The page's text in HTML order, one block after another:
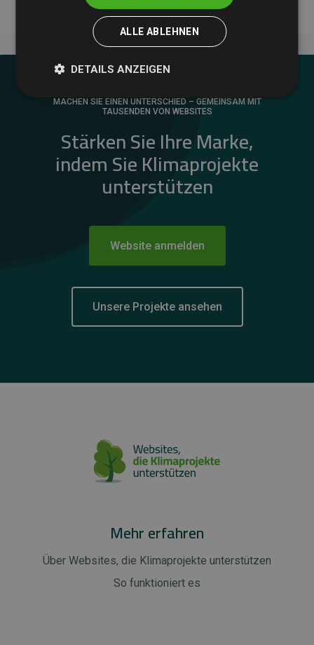
MACHEN SIE EINEN UNTERSCHIED – GEMEINSAM MIT
TAUSENDEN VON WEBSITES
Stärken Sie Ihre Marke,
indem Sie Klimaprojekte
unterstützen
Website anmelden
Unsere Projekte ansehen
Mehr erfahren
Über Websites, die Klimaprojekte unterstützen
So funktioniert es
ALLE ABLEHNEN
DETAILS ANZEIGEN